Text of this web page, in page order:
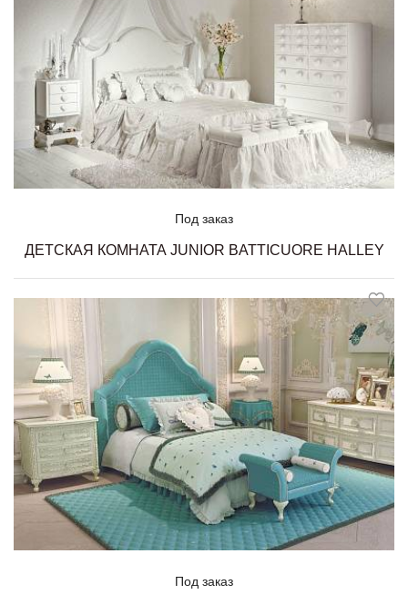
Под заказ
ДЕТСКАЯ КОМНАТА JUNIOR BATTICUORE HALLEY
Под заказ